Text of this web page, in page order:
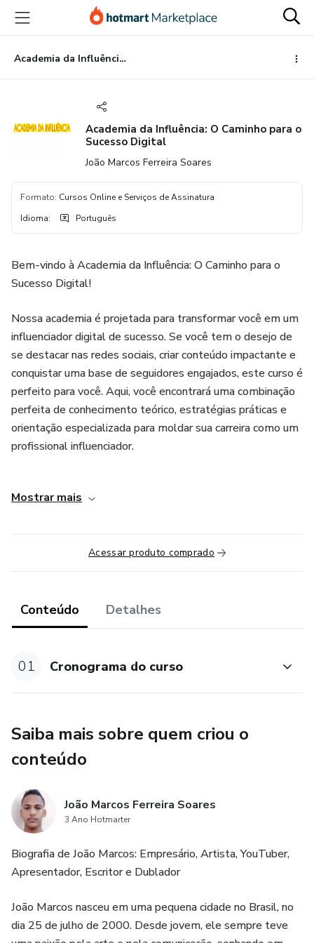
para
conteúdo
principal
para
pagamento
para
rodapé
Academia da Influência: O Caminho para o Sucesso Digital
Academia da Influência: O Caminho para o
Sucesso Digital
João Marcos Ferreira Soares
Formato: Cursos Online e Serviços de Assinatura
Idioma: Português
Bem-vindo à Academia da Influência: O Caminho para o
Sucesso Digital!
Nossa academia é projetada para transformar você em um
influenciador digital de sucesso. Se você tem o desejo de
se destacar nas redes sociais, criar conteúdo impactante e
conquistar uma base de seguidores engajados, este curso é
perfeito para você. Aqui, você encontrará uma combinação
perfeita de conhecimento teórico, estratégias práticas e
orientação especializada para moldar sua carreira como um
profissional influenciador.
envolvente e voltada para resultados. Combinamos teoria
e prática de forma equilibrada, proporcionando uma
experiência de aprendizado abrangente e dinâmica. Você
alta qualidade, estudos de caso de sucesso e desafios
práticos para aprimorar suas habilidades.
Conteúdo do Curso:
1. Módulo 1: Fundamentos da Influência Digital
- Introdução ao universo dos influenciadores digitais
- Definindo seu nicho e público-alvo
- Construindo uma marca pessoal autêntica
2. Módulo 2: Criação de Conteúdo Impactante
- Estratégias de criação de conteúdo relevante e
- Técnicas de storytelling para cativar seu público
Mostrar mais
Acessar produto comprado
Conteúdo Detalhes
01 Cronograma do curso
Saiba mais sobre quem criou o
conteúdo
João Marcos Ferreira Soares
3 Ano Hotmarter
Biografia de João Marcos: Empresário, Artista, YouTuber,
Apresentador, Escritor e Dublador
João Marcos nasceu em uma pequena cidade no Brasil, no
dia 25 de julho de 2000. Desde jovem, ele sempre teve